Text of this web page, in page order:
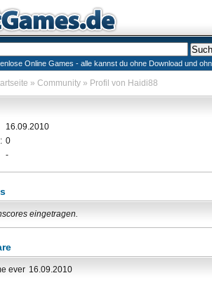
Online Games - alle kannst du ohne Download und
» Community » Profil von Haidi88
16.09.2010
0
-
eingetragen.
ever 16.09.2010